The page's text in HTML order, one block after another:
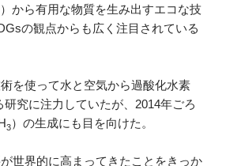
）から有用な物質を生み出すエコな技
の観点からも広く注目されている
を使って水と空気から過酸化水素
研究に注力していたが、2014年ごろ
3）の生成にも目を向けた。
が世界的に高まってきたことをきっか